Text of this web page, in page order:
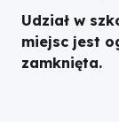
Udział w
miejsc jest
zamknięta.